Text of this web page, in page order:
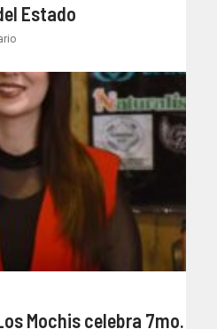
Estado
Mochis celebra 7mo.